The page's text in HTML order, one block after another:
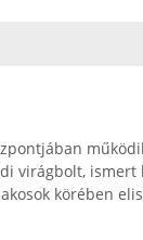
virágbolt,
körében